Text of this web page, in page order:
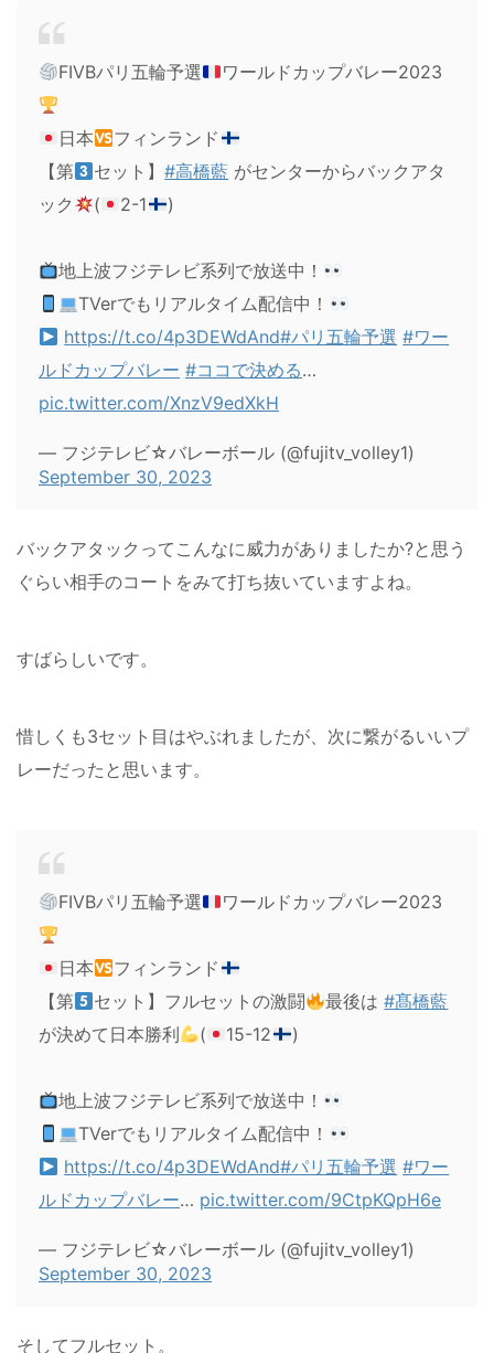
FIVBパリ五輪予選 ワールドカップバレー2023
日本
フィンランド
【第
セット】#高橋藍 がセンターからバックアタ
ック
( 2-1 )
地上波フジテレビ系列で放送中！
TVerでもリアルタイム配信中！
https://t.co/4p3DEWdAnd#パリ五輪予選 #ワー
ルドカップバレー #ココで決める…
pic.twitter.com/XnzV9edXkH
— フジテレビ☆バレーボール (@fujitv_volley1)
September 30, 2023
バックアタックってこんなに威力がありましたか?と思う
ぐらい相手のコートをみて打ち抜いていますよね。
すばらしいです。
惜しくも3セット目はやぶれましたが、次に繋がるいいプ
レーだったと思います。
FIVBパリ五輪予選 ワールドカップバレー2023
日本
フィンランド
【第
セット】フルセットの激闘 最後は#髙橋藍
が決めて日本勝利
( 15-12 )
地上波フジテレビ系列で放送中！
TVerでもリアルタイム配信中！
https://t.co/4p3DEWdAnd#パリ五輪予選 #ワー
ルドカップバレー… pic.twitter.com/9CtpKQpH6e
— フジテレビ☆バレーボール (@fujitv_volley1)
September 30, 2023
そしてフルセット。